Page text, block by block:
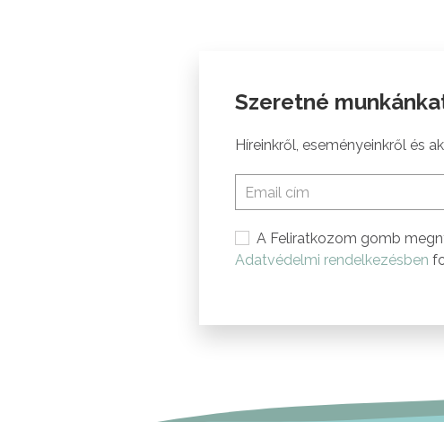
Szeretné
Híreinkről, eseményeinkről és
A Feliratkozom gomb
Adatvédelmi rendelkezésben